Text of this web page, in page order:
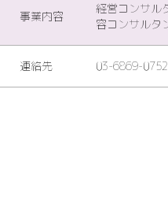
事業内容
経営コンサル
容コンサルタ
連絡先 03-6869-0752